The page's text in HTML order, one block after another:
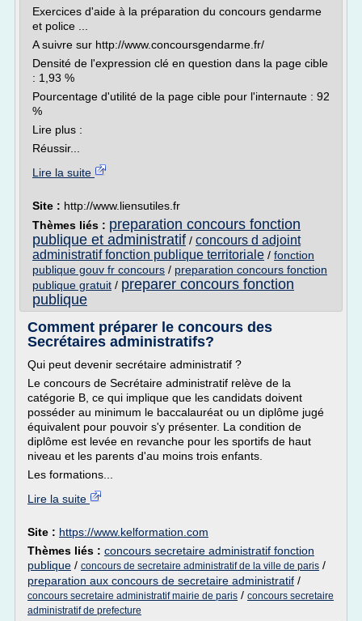
Exercices d'aide à la préparation du concours gendarme
et police ...
A suivre sur http://www.concoursgendarme.fr/
Densité de l'expression clé en question dans la page cible
: 1,93 %
Pourcentage d'utilité de la page cible pour l'internaute : 92
%
Lire plus :
Réussir...
Lire la suite
Site : http://www.liensutiles.fr
Thèmes liés : preparation concours fonction
publique et administratif / concours d adjoint
administratif fonction publique territoriale / fonction
publique gouv fr concours / preparation concours fonction
publique gratuit / preparer concours fonction
publique
Comment préparer le concours des
Secrétaires administratifs?
Qui peut devenir secrétaire administratif ?
Le concours de Secrétaire administratif relève de la
catégorie B, ce qui implique que les candidats doivent
posséder au minimum le baccalauréat ou un diplôme jugé
équivalent pour pouvoir s'y présenter. La condition de
diplôme est levée en revanche pour les sportifs de haut
niveau et les parents d'au moins trois enfants.
Les formations...
Lire la suite
Site : https://www.kelformation.com
Thèmes liés : concours secretaire administratif fonction
publique / concours de secretaire administratif de la ville de paris /
preparation aux concours de secretaire administratif /
concours secretaire administratif mairie de paris / concours secretaire
administratif de prefecture